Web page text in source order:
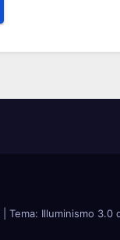
Tema: Illuminismo 3.0